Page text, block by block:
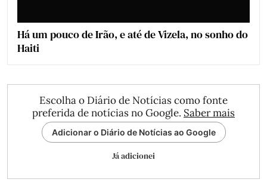
Há um pouco de Irão, e até de Vizela, no sonho do
Haiti
Escolha o Diário de Notícias como fonte
preferida de notícias no Google. Saber mais
Adicionar o Diário de Notícias ao Google
Já adicionei